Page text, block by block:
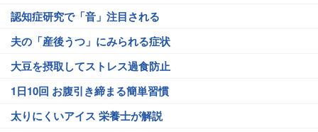
認知症研究で「音」注目される
夫の「産後うつ」にみられる症状
大豆を摂取してストレス過食防止
1日10回 お腹引き締まる簡単習慣
太りにくいアイス 栄養士が解説